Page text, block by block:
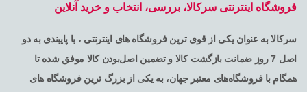
فروشگاه اینترنتی سرکالا، بررسی، انتخاب و خرید آنلاین
سرکالا به عنوان یکی از قوی ترین فروشگاه های اینترنتی ، با پایبندی به دو
اصل 7 روز ضمانت بازگشت کالا و تضمین اصل‌بودن کالا موفق شده تا
همگام با فروشگاه‌های معتبر جهان، به یکی از بزرگ ترین فروشگاه های